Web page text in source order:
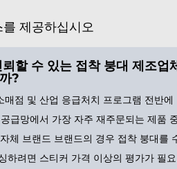
제공하십시오
할 수 있는 접착 붕대 제조업
?
매점 및 산업 응급처치 프로그램 전반에
급망에서 가장 자주 재주문되는 제품
체 브랜드 브랜드의 경우 접착 붕대를
하려면 스티커 가격 이상의 평가가 필